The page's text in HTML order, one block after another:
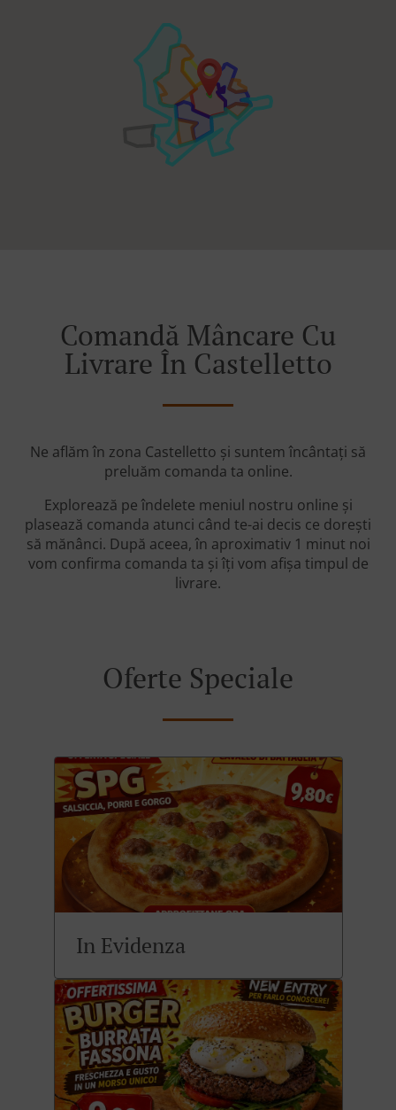
Comandă Mâncare Cu
Livrare În Castelletto
Ne aflăm în zona Castelletto și suntem încântați să
preluăm comanda ta online.
Explorează pe îndelete meniul nostru online și
plasează comanda atunci când te-ai decis ce dorești
să mănânci. După aceea, în aproximativ 1 minut noi
vom confirma comanda ta și îți vom afișa timpul de
livrare.
Oferte Speciale
In Evidenza